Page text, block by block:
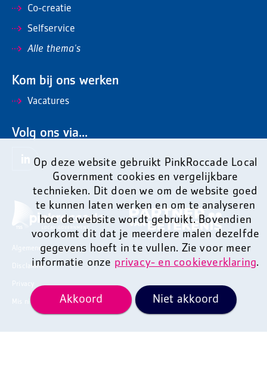
Op deze website gebruikt PinkRoccade Local
Government cookies en vergelijkbare
technieken. Dit doen we om de website goed
te kunnen laten werken en om te analyseren
hoe de website wordt gebruikt. Bovendien
voorkomt dit dat je meerdere malen dezelfde
gegevens hoeft in te vullen. Zie voor meer
informatie onze privacy- en cookieverklaring.
Akkoord Niet akkoord
Co-creatie
Selfservice
Alle thema's
Kom bij ons werken
Vacatures
Volg ons via...
Algemene voorwaarden
Disclaimer
Privacy
Mis niets en ontvang onze nieuwsbrief